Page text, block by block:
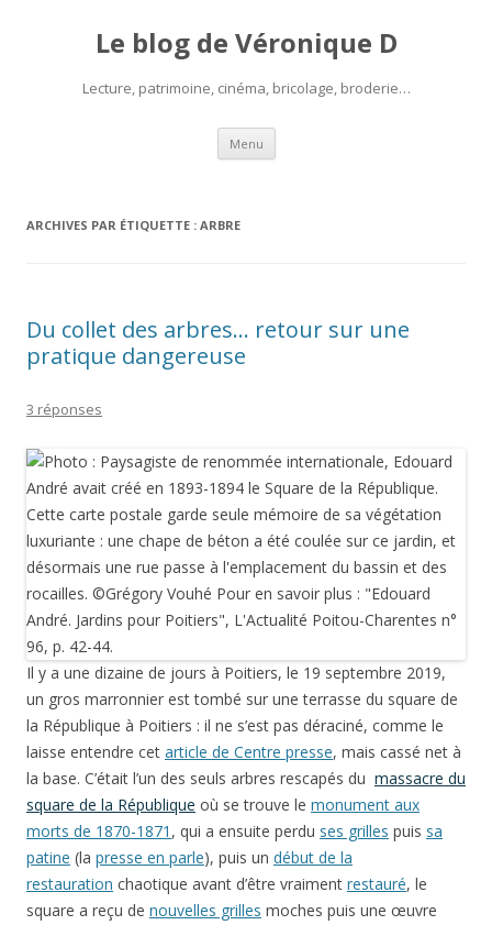
Le blog de Véronique D
Lecture, patrimoine, cinéma, bricolage, broderie…
Menu Aller
contenu
ARCHIVES PAR ÉTIQUETTE : ARBRE
Du collet des arbres… retour sur une
pratique dangereuse
3 réponses
Il y a une dizaine de jours à Poitiers, le 19 septembre 2019,
un gros marronnier est tombé sur une terrasse du square de
la République à Poitiers : il ne s’est pas déraciné, comme le
laisse entendre cet article de Centre presse, mais cassé net à
la base. C’était l’un des seuls arbres rescapés du massacre du
square de la République où se trouve le monument aux
morts de 1870-1871 , qui a ensuite perdu ses grilles puis sa
patine (la presse en parle), puis un début de la
restauration chaotique avant d’être vraiment restauré, le
square a reçu de nouvelles grilles moches puis une œuvre